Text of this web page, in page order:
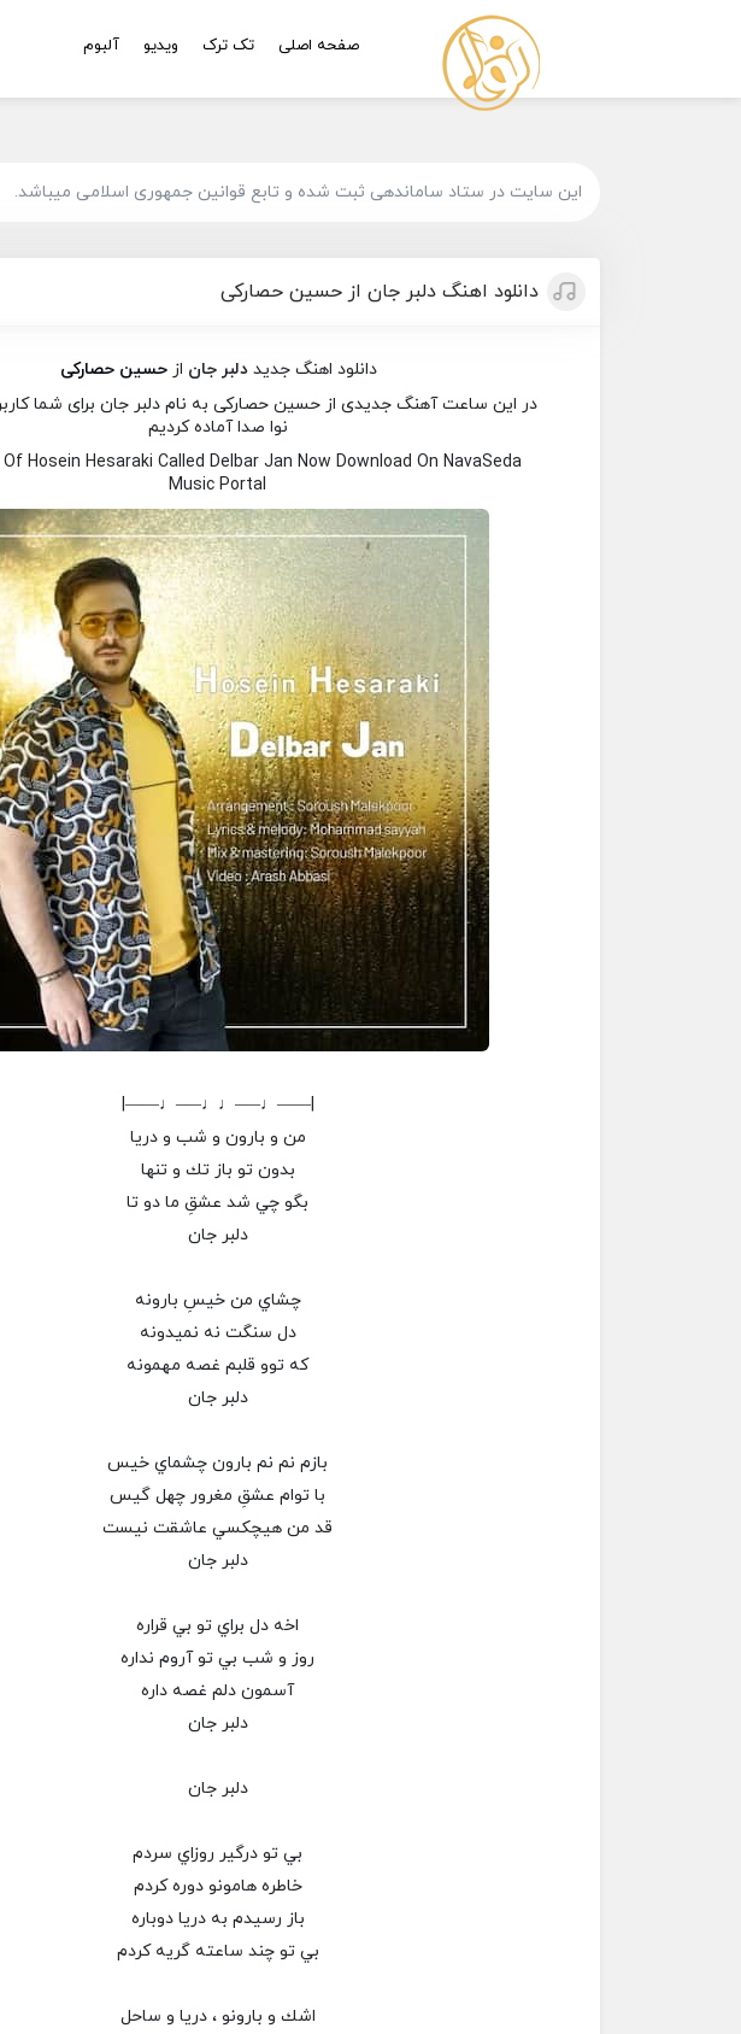
صفحه اصلی تک ترک ویدیو آلبوم
این سایت در ستاد ساماندهی ثبت شده و تابع قوانین جمهوری اسلامی میباشد.
دانلود اهنگ دلبر جان از حسین حصارکی
دانلود اهنگ جدید دلبر جان از حسین حصارکی
در این ساعت آهنگ جدیدی از حسین حصارکی به نام دلبر جان برای شما
نوا صدا آماده کردیم
Hosein Hesaraki Called Delbar Jan Now Download On NavaSeda
Music Portal
|——♩—–♩♩—–♩——|
من و بارون و شب و دريا
بدون تو باز تك و تنها
بگو چي شد عشقِ ما دو تا
دلبر جان
چشاي من خيسِ بارونه
دل سنگت نه نميدونه
كه توو قلبم غصه مهمونه
دلبر جان
بازم نم نم بارون چشماي خيس
با توام عشقِ مغرور چهل گيس
قد من هيچكسي عاشقت نيست
دلبر جان
اخه دل براي تو بي قراره
روز و شب بي تو آروم نداره
آسمون دلم غصه داره
دلبر جان
دلبر جان
بي تو درگير روزاي سردم
خاطره هامونو دوره كردم
باز رسيدم به دريا دوباره
بي تو چند ساعته گريه كردم
اشك و بارونو ، دريا و ساحل